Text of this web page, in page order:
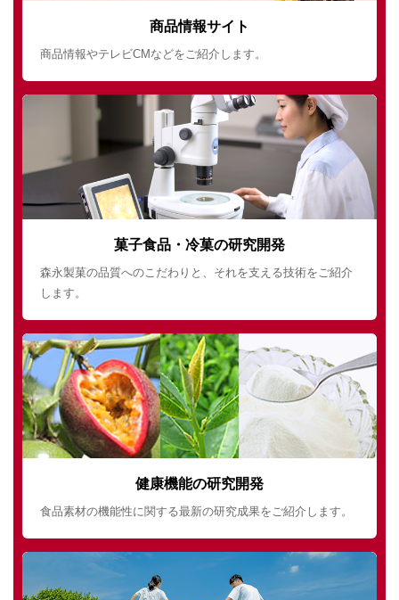
商品情報サイト
商品情報やテレビCMなどをご紹介します。
菓子食品・冷菓の研究開発
森永製菓の品質へのこだわりと、それを支える技術をご紹介
します。
健康機能の研究開発
食品素材の機能性に関する最新の研究成果をご紹介します。